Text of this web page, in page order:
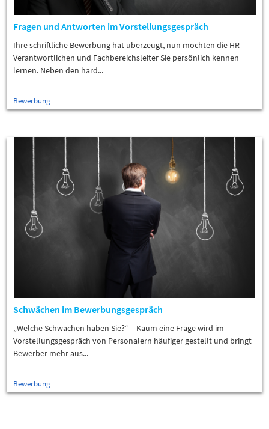
Fragen und Antworten im Vorstellungsgespräch
Ihre schriftliche Bewerbung hat überzeugt, nun möchten die HR-
Verantwortlichen und Fachbereichsleiter Sie persönlich kennen
lernen. Neben den hard...
Bewerbung
Schwächen im Bewerbungsgespräch
„Welche Schwächen haben Sie?“ – Kaum eine Frage wird im
Vorstellungsgespräch von Personalern häufiger gestellt und bringt
Bewerber mehr aus...
Bewerbung